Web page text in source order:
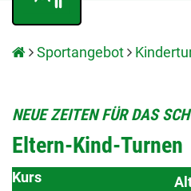
Sportangebot
NEUE ZEITEN FÜR DAS
Eltern-Kind-Turnen
Kurs